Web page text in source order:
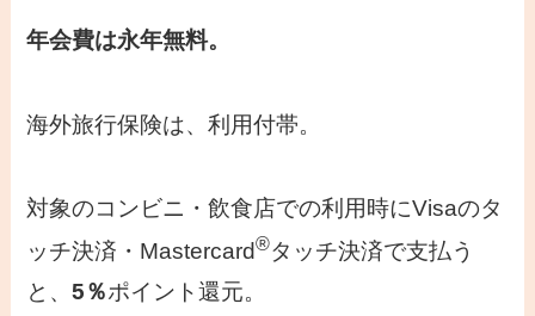
年会費は永年無料。
海外旅行保険は、利用付帯。
対象のコンビニ・飲食店での利用時にVisaのタ
ッチ決済・Mastercard®タッチ決済で支払う
と、5％ポイント還元。